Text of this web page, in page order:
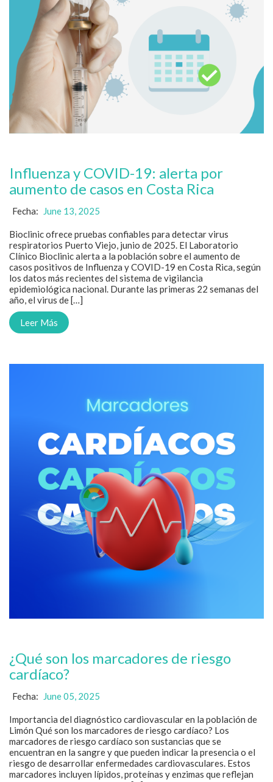
Influenza y COVID-19: alerta por
aumento de casos en Costa Rica
Fecha: June 13, 2025
Bioclinic ofrece pruebas confiables para detectar virus
respiratorios Puerto Viejo, junio de 2025. El Laboratorio
Clínico Bioclinic alerta a la población sobre el aumento de
casos positivos de Influenza y COVID-19 en Costa Rica, según
los datos más recientes del sistema de vigilancia
epidemiológica nacional. Durante las primeras 22 semanas del
año, el virus de […]
Leer Más
¿Qué son los marcadores de riesgo
cardíaco?
Fecha: June 05, 2025
Importancia del diagnóstico cardiovascular en la población de
Limón Qué son los marcadores de riesgo cardíaco? Los
marcadores de riesgo cardíaco son sustancias que se
encuentran en la sangre y que pueden indicar la presencia o el
riesgo de desarrollar enfermedades cardiovasculares. Estos
marcadores incluyen lípidos, proteínas y enzimas que reflejan